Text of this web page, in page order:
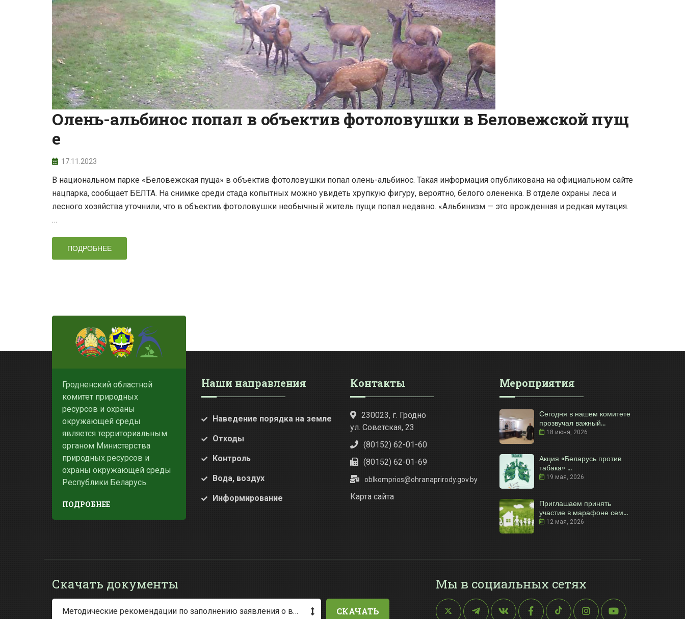
Олень-альбинос попал в объектив фотоловушки в Беловежской пущ
е
17.11.2023
В национальном парке «Беловежская пуща» в объектив фотоловушки попал олень-альбинос. Такая информация опубликована на официальном сайте
нацпарка, сообщает БЕЛТА. На снимке среди стада копытных можно увидеть хрупкую фигуру, вероятно, белого олененка. В отделе охраны леса и
лесного хозяйства уточнили, что в объектив фотоловушки необычный житель пущи попал недавно. «Альбинизм — это врожденная и редкая мутация.
…
ПОДРОБНЕЕ
Гродненский областной
комитет природных
ресурсов и охраны
окружающей среды
является территориальным
органом Министерства
природных ресурсов и
охраны окружающей среды
Республики Беларусь.
ПОДРОБНЕЕ
Наши направления
Наведение порядка на земле
Отходы
Контроль
Вода, воздух
Информирование
Контакты
230023, г. Гродно
ул. Советская, 23
(80152) 62-01-60
(80152) 62-01-69
oblkomprios@ohranaprirody.gov.by
Карта сайта
Мероприятия
Сегодня в нашем комитете
прозвучал важный...
18 июня, 2026
Акция «Беларусь против
табака» ...
19 мая, 2026
Приглашаем принять
участие в марафоне сем...
12 мая, 2026
Скачать документы
Методические рекомендации по заполнению заявления о выдаче разрешения на специальное водопользование СКАЧАТЬ
Мы в социальных сетях